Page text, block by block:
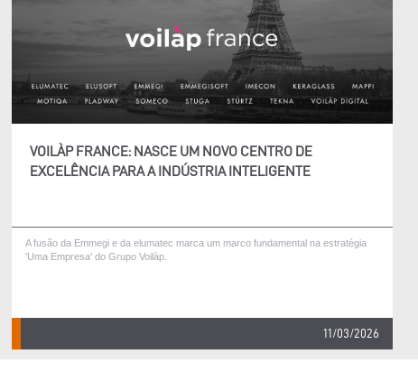
VOILÀP FRANCE: NASCE UM NOVO CENTRO DE
EXCELÊNCIA PARA A INDÚSTRIA INTELIGENTE
A fusão da Emmegi e da elumatec marca um marco fundamental na estratégia
'Uma Empresa' do Grupo Voilàp.
11/03/2026